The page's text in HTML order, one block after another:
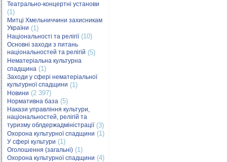
Театрально-концертні установи
(1)
Митці Хмельниччини захисникам
України (1)
Національності та релігії(10)
Основні заходи з питань
національностей та релігій (5)
Нематеріальна культурна
спадщина (1)
Заходи у сфері нематеріальної
культурної спадщини (1)
Новини (2 397)
Нормативна база (5)
Накази управління культури,
національностей, релігій та
туризму облдержадміністрації(3)
Охорона культурної спадщини (1)
У сфері культури (1)
Оголошення (загальні) (1)
Охорона культурної спадщини (4)